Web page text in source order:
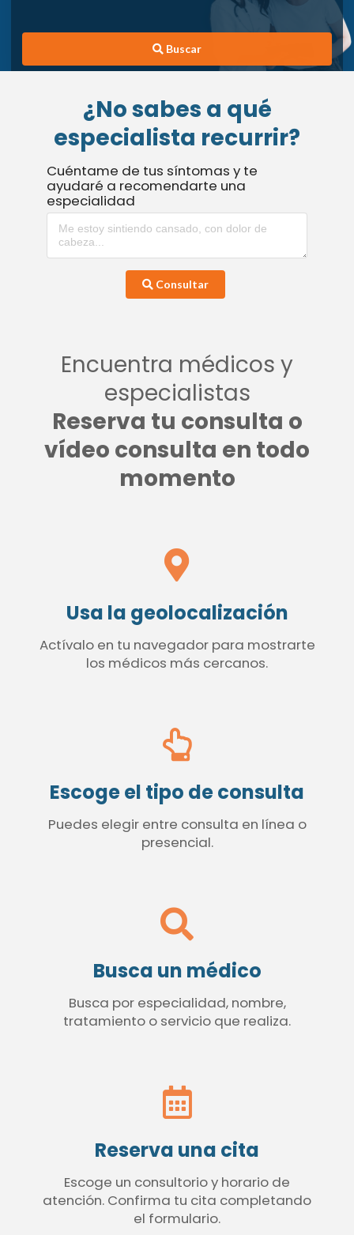
Buscar
¿No sabes a qué
especialista recurrir?
Cuéntame de tus síntomas y te
ayudaré a recomendarte una
especialidad
Consultar
Encuentra médicos y
especialistas
Reserva tu consulta o
vídeo consulta en todo
momento
Usa la geolocalización
Actívalo en tu navegador para mostrarte
los médicos más cercanos.
Escoge el tipo de consulta
Puedes elegir entre consulta en línea o
presencial.
Busca un médico
Busca por especialidad, nombre,
tratamiento o servicio que realiza.
Reserva una cita
Escoge un consultorio y horario de
atención. Confirma tu cita completando
el formulario.